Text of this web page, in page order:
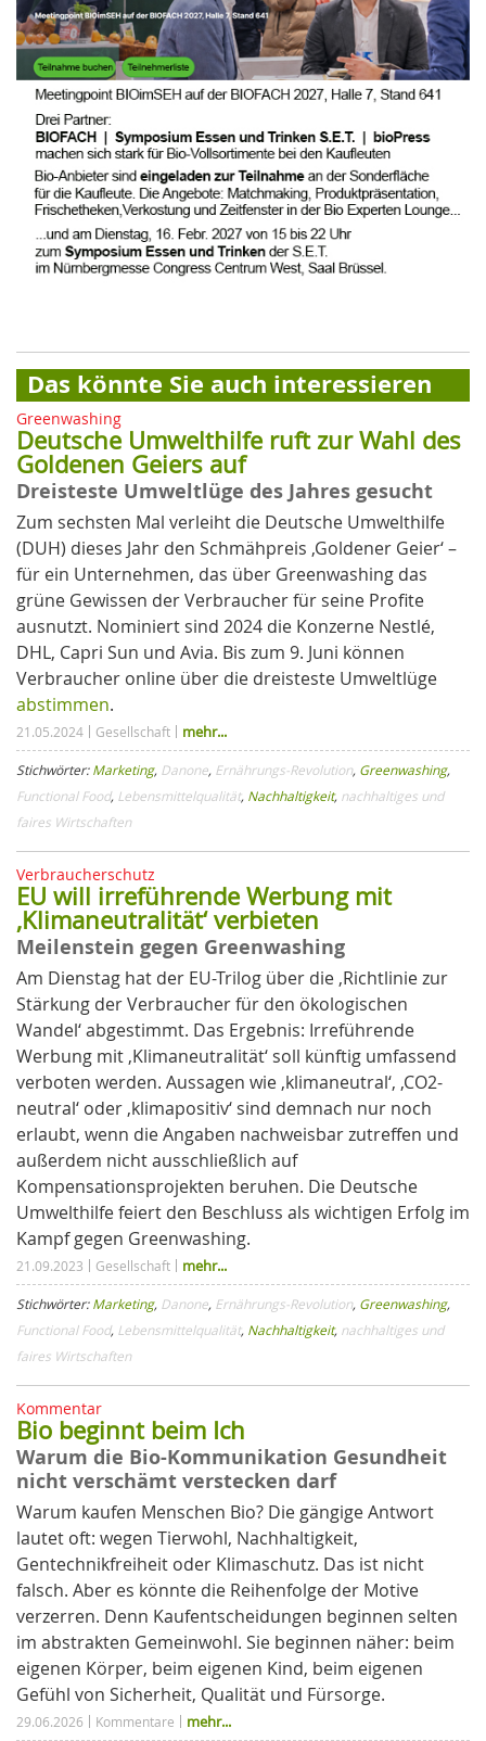
Das könnte Sie auch interessieren
Greenwashing
Deutsche Umwelthilfe ruft zur Wahl des
Goldenen Geiers auf
Dreisteste Umweltlüge des Jahres gesucht
Zum sechsten Mal verleiht die Deutsche Umwelthilfe
(DUH) dieses Jahr den Schmähpreis ‚Goldener Geier‘ –
für ein Unternehmen, das über Greenwashing das
grüne Gewissen der Verbraucher für seine Profite
ausnutzt. Nominiert sind 2024 die Konzerne Nestlé,
DHL, Capri Sun und Avia. Bis zum 9. Juni können
Verbraucher online über die dreisteste Umweltlüge
abstimmen.
21.05.2024 Gesellschaft mehr...
Stichwörter:Marketing, Danone, Ernährungs-Revolution, Greenwashing,
Functional Food, Lebensmittelqualität, Nachhaltigkeit, nachhaltiges und
faires Wirtschaften
Verbraucherschutz
EU will irreführende Werbung mit
‚Klimaneutralität‘ verbieten
Meilenstein gegen Greenwashing
Am Dienstag hat der EU-Trilog über die ‚Richtlinie zur
Stärkung der Verbraucher für den ökologischen
Wandel‘ abgestimmt. Das Ergebnis: Irreführende
Werbung mit ‚Klimaneutralität‘ soll künftig umfassend
verboten werden. Aussagen wie ‚klimaneutral‘, ‚CO2-
neutral‘ oder ‚klimapositiv‘ sind demnach nur noch
erlaubt, wenn die Angaben nachweisbar zutreffen und
außerdem nicht ausschließlich auf
Kompensationsprojekten beruhen. Die Deutsche
Umwelthilfe feiert den Beschluss als wichtigen Erfolg im
Kampf gegen Greenwashing.
21.09.2023 Gesellschaft mehr...
Stichwörter:Marketing, Danone, Ernährungs-Revolution, Greenwashing,
Functional Food, Lebensmittelqualität, Nachhaltigkeit, nachhaltiges und
faires Wirtschaften
Kommentar
Bio beginnt beim Ich
Warum die Bio-Kommunikation Gesundheit
nicht verschämt verstecken darf
Warum kaufen Menschen Bio? Die gängige Antwort
lautet oft: wegen Tierwohl, Nachhaltigkeit,
Gentechnikfreiheit oder Klimaschutz. Das ist nicht
falsch. Aber es könnte die Reihenfolge der Motive
verzerren. Denn Kaufentscheidungen beginnen selten
im abstrakten Gemeinwohl. Sie beginnen näher: beim
eigenen Körper, beim eigenen Kind, beim eigenen
Gefühl von Sicherheit, Qualität und Fürsorge.
29.06.2026 Kommentare mehr...